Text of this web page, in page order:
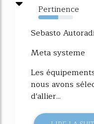
Pertinence
57%
Sebasto
Meta systeme
Les
nous avons
d'allier...